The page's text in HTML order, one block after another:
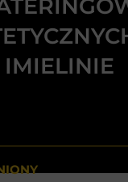
IMIELINIE